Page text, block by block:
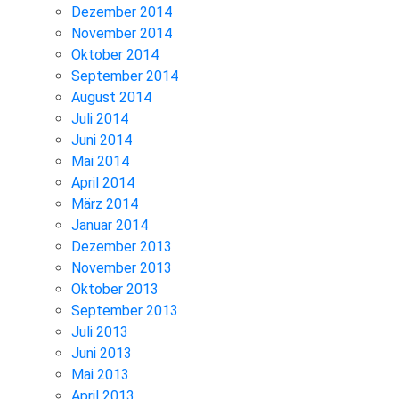
Dezember 2014
November 2014
Oktober 2014
September 2014
August 2014
Juli 2014
Juni 2014
Mai 2014
April 2014
März 2014
Januar 2014
Dezember 2013
November 2013
Oktober 2013
September 2013
Juli 2013
Juni 2013
Mai 2013